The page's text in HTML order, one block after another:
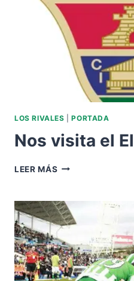
LOS RIVALES |PORTADA
Nos visita el
LEER MÁS NOS
ELCHE
CF.